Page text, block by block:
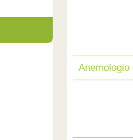
Anemologio